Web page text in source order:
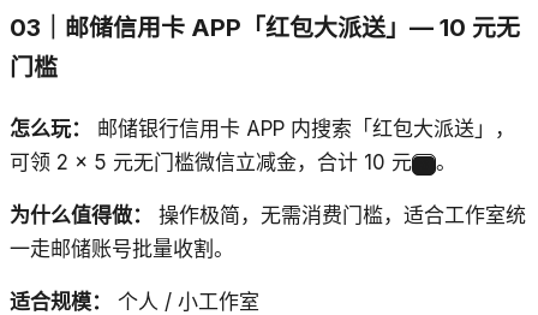
03｜邮储信用卡 APP「红包大派送」— 10 元无
门槛
怎么玩：
邮储银行信用卡 APP 内搜索「红包大派送」，
可领 2 × 5 元无门槛微信立减金，合计 10 元
。
为什么值得做：
操作极简，无需消费门槛，适合工作室统
一走邮储账号批量收割。
适合规模： 个人 / 小工作室